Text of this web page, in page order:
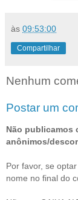
às 09:53:00
Compartilhar
Nenhum
Postar um
Não publicamos
anônimos/
Por favor, se
nome no final do